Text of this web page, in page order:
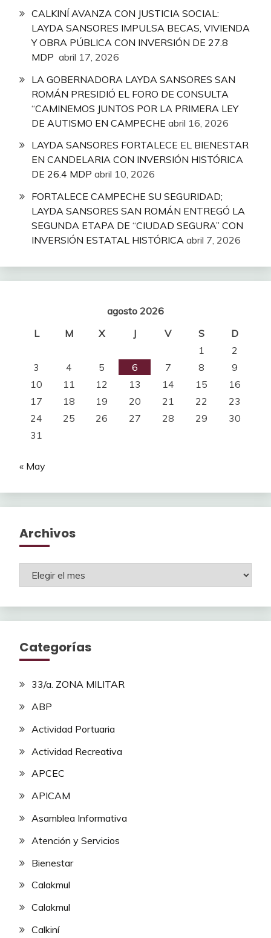
CALKINÍ AVANZA CON JUSTICIA SOCIAL:
LAYDA SANSORES IMPULSA BECAS, VIVIENDA
Y OBRA PÚBLICA CON INVERSIÓN DE 27.8
MDP abril 17, 2026
LA GOBERNADORA LAYDA SANSORES SAN
ROMÁN PRESIDIÓ EL FORO DE CONSULTA
“CAMINEMOS JUNTOS POR LA PRIMERA LEY
DE AUTISMO EN CAMPECHE abril 16, 2026
LAYDA SANSORES FORTALECE EL BIENESTAR
EN CANDELARIA CON INVERSIÓN HISTÓRICA
DE 26.4 MDP abril 10, 2026
FORTALECE CAMPECHE SU SEGURIDAD;
LAYDA SANSORES SAN ROMÁN ENTREGÓ LA
SEGUNDA ETAPA DE “CIUDAD SEGURA” CON
INVERSIÓN ESTATAL HISTÓRICA abril 7, 2026
agosto 2026
L
M X J V S
D
1
2
3
4 5 6 7 8
9
10
11 12 13 14 15
16
17
18 19 20 21 22
23
24
25 26 27 28 29
30
31
« May
Archivos
Archivos
Categorías
33/a. ZONA MILITAR
ABP
Actividad Portuaria
Actividad Recreativa
APCEC
APICAM
Asamblea Informativa
Atención y Servicios
Bienestar
Calakmul
Calakmul
Calkiní